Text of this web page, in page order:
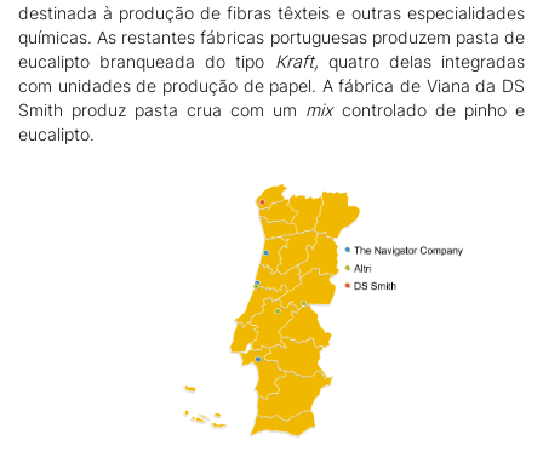
destinada à produção de fibras têxteis e outras especialidades
químicas. As restantes fábricas portuguesas produzem pasta de
eucalipto branqueada do tipo Kraft, quatro delas integradas
com unidades de produção de papel. A fábrica de Viana da DS
Smith produz pasta crua com um mixcontrolado de pinho e
eucalipto.